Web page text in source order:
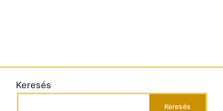
Keresés
Keresés